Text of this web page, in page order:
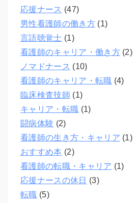
応援ナース (47)
男性看護師の働き方(1)
言語聴覚士 (1)
看護師のキャリア・働き方(2)
ノマドナース (10)
看護師のキャリア・転職 (4)
臨床検査技師 (1)
キャリア・転職 (1)
闘病体験 (2)
看護師の生き方・キャリア (1)
おすすめ本 (2)
看護師の転職・キャリア (1)
応援ナースの休日 (3)
転職 (5)